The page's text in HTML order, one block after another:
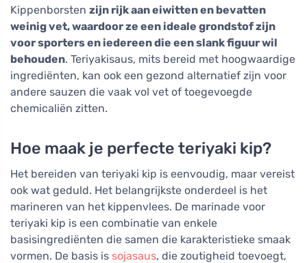
Kippenborsten zijn rijk aan eiwitten en bevatten
weinig vet, waardoor ze een ideale grondstof zijn
voor sporters en iedereen die een slank figuur wil
behouden. Teriyakisaus, mits bereid met hoogwaardige
ingrediënten, kan ook een gezond alternatief zijn voor
andere sauzen die vaak vol vet of toegevoegde
chemicaliën zitten.
Hoe maak je perfecte teriyaki kip?
Het bereiden van teriyaki kip is eenvoudig, maar vereist
ook wat geduld. Het belangrijkste onderdeel is het
marineren van het kippenvlees. De marinade voor
teriyaki kip is een combinatie van enkele
basisingrediënten die samen die karakteristieke smaak
vormen. De basis is sojasaus, die zoutigheid toevoegt,